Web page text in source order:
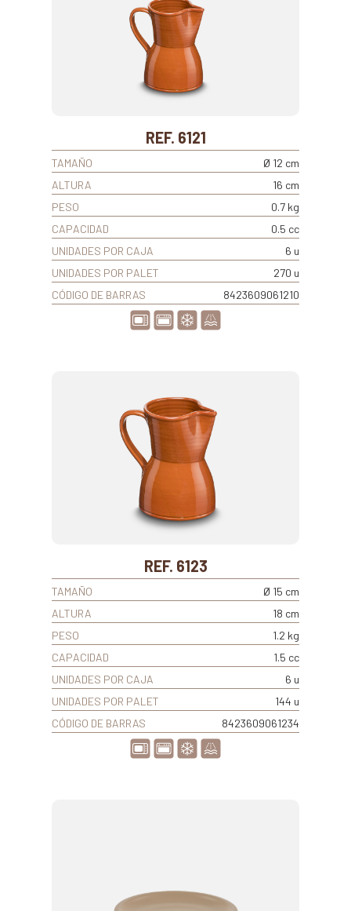
REF. 6121
TAMAÑO
Ø 12 cm
ALTURA
16 cm
PESO
0.7 kg
CAPACIDAD
0.5 cc
UNIDADES POR CAJA
6 u
UNIDADES POR PALET
270 u
CÓDIGO DE BARRAS
8423609061210
REF. 6123
TAMAÑO
Ø 15 cm
ALTURA
18 cm
PESO
1.2 kg
CAPACIDAD
1.5 cc
UNIDADES POR CAJA
6 u
UNIDADES POR PALET
144 u
CÓDIGO DE BARRAS
8423609061234